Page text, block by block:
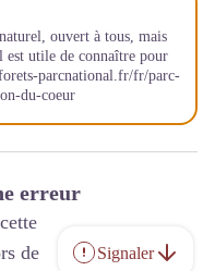
ouvert à tous, mais
est utile de connaître pour
parcnational.fr/fr/parc-
du-coeur
erreur
de
Signaler